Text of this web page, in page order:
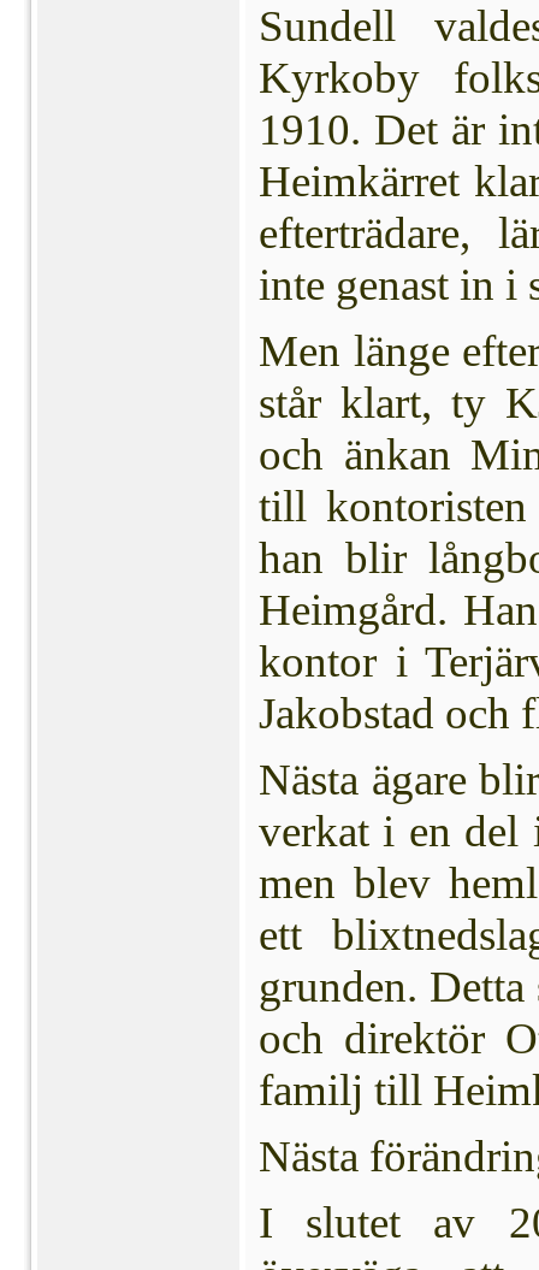
Sundell
Kyrkoby
1910. Det är
Heimkärret
efterträdare,
inte genast in i
Men länge
står klart, ty
och änkan
till
han blir
Heimgård.
kontor i
Jakobstad och
Nästa ägare
verkat i en del
men blev
ett
grunden.
och direktör
familj till
Nästa
I slutet av